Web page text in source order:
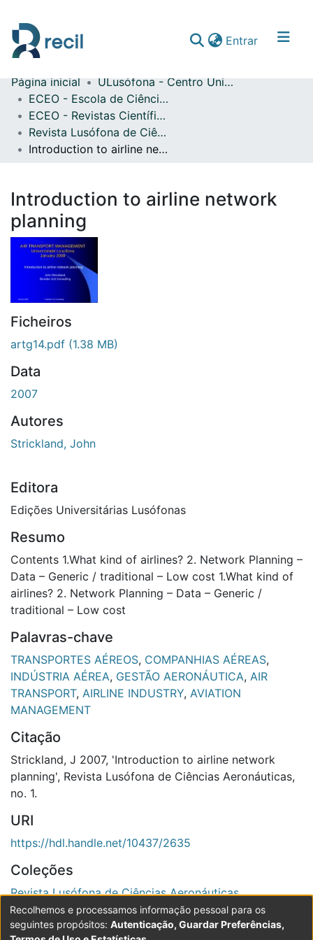
Entrar(current)
Comunidades & Coleções
Percorrer repositório
Estatísticas
Página inicial
ULusófona - Centro Universitário de Lisboa
ECEO - Escola de Ciências Económicas e das Organizações
ECEO - Revistas Científicas
Revista Lusófona de Ciências Aeronáuticas
Introduction to airline network planning
Introduction to airline network
planning
Ficheiros
artg14.pdf (1.38 MB)
Data
2007
Autores
Strickland, John
Editora
Edições Universitárias Lusófonas
Resumo
Contents 1.What kind of airlines? 2. Network Planning –
Data – Generic / traditional – Low cost 1.What kind of
airlines? 2. Network Planning – Data – Generic /
traditional – Low cost
Palavras-chave
TRANSPORTES AÉREOS, COMPANHIAS AÉREAS,
INDÚSTRIA AÉREA, GESTÃO AERONÁUTICA, AIR
TRANSPORT, AIRLINE INDUSTRY, AVIATION
MANAGEMENT
Citação
Strickland, J 2007, 'Introduction to airline network
planning', Revista Lusófona de Ciências Aeronáuticas,
no. 1.
URI
https://hdl.handle.net/10437/2635
Coleções
Revista Lusófona de Ciências Aeronáuticas
Ver registo completo
Recolhemos e processamos informação pessoal para os
seguintes propósitos: Autenticação, Guardar Preferências,